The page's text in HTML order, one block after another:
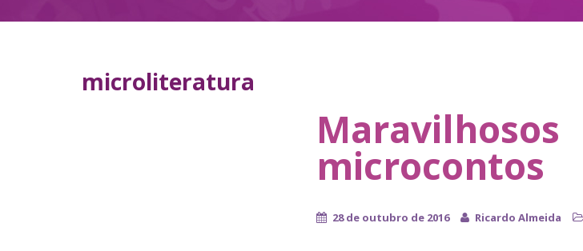
microliteratura
Maravilhosos
microcontos
28 de outubro de 2016 Ricardo Almeida